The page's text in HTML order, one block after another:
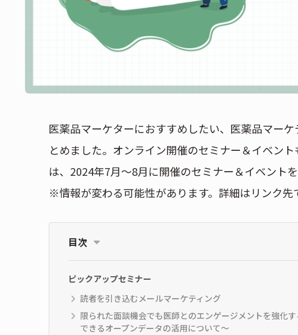
医薬品マーケターにおすすめしたい、医薬品マー
とめました。オンライン開催のセミナー＆イベン
は、2024年7月〜8月に開催のセミナー＆イベント
※情報が変わる可能性があります。詳細はリンク先
目次
ピックアップセミナー
読者を引き込むメールマーケティング
限られた面談機会でも医師とのエンゲージメントを強化
できるオープンデータの活用について～